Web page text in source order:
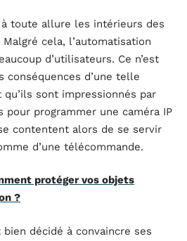
toute allure les intérieurs des
cela, l’automatisation
d’utilisateurs. Ce n’est
conséquences d’une telle
sont impressionnés par
pour programmer une caméra IP
contentent alors de se servir
d’une télécommande.
protéger vos objets
?
bien décidé à convaincre ses